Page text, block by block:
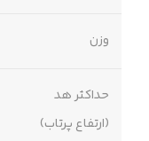
وزن
حداکثر هد
(ارتفاع پرتاب)